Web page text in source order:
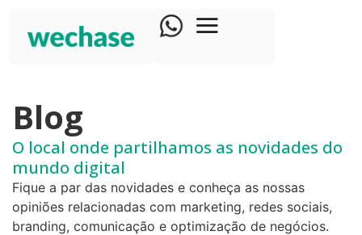
Blog
O local onde partilhamos as novidades do
mundo digital
Fique a par das novidades e conheça as nossas
opiniões relacionadas com marketing, redes sociais,
branding, comunicação e optimização de negócios.